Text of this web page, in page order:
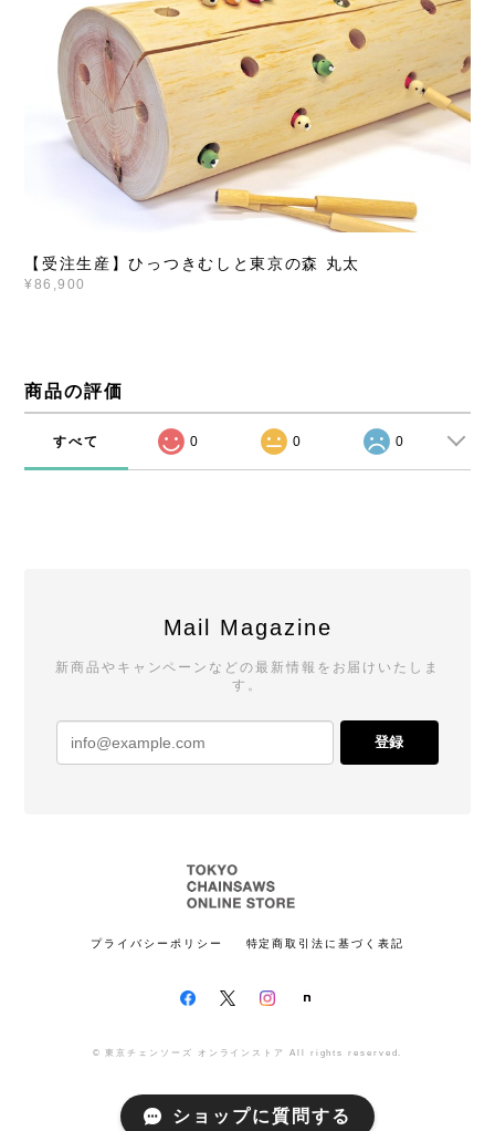
【受注生産】ひっつきむしと東京の森 丸太
¥86,900
商品の評価
すべて 0 0 0
Mail Magazine
新商品やキャンペーンなどの最新情報をお届けいたしま
す。
登録
プライバシーポリシー 特定商取引法に基づく表記
© 東京チェンソーズ オンラインストア All rights reserved.
ショップに質問する